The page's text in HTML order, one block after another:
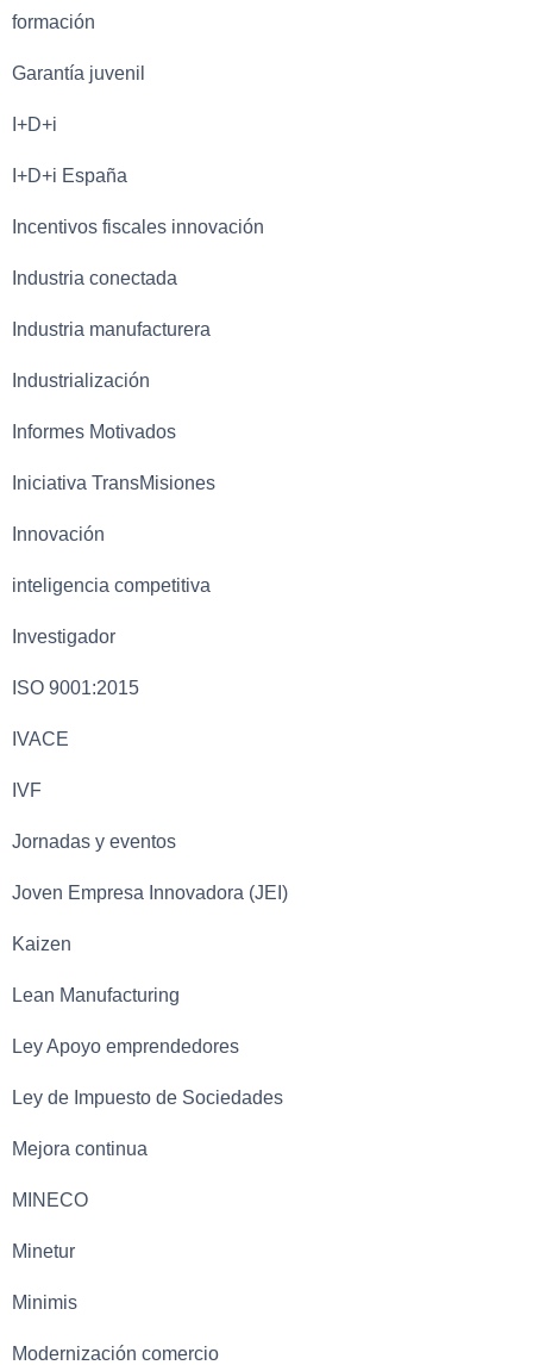
formación
Garantía juvenil
I+D+i
I+D+i España
Incentivos fiscales innovación
Industria conectada
Industria manufacturera
Industrialización
Informes Motivados
Iniciativa TransMisiones
Innovación
inteligencia competitiva
Investigador
ISO 9001:2015
IVACE
IVF
Jornadas y eventos
Joven Empresa Innovadora (JEI)
Kaizen
Lean Manufacturing
Ley Apoyo emprendedores
Ley de Impuesto de Sociedades
Mejora continua
MINECO
Minetur
Minimis
Modernización comercio